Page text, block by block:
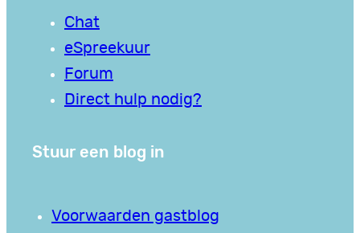
Chat
eSpreekuur
Forum
Direct hulp nodig?
Stuur een blog in
Voorwaarden gastblog